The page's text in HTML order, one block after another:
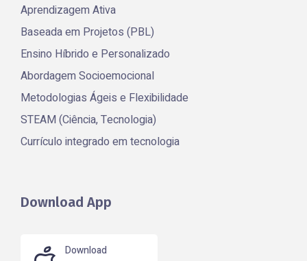
Aprendizagem Ativa
Baseada em Projetos (PBL)
Ensino Híbrido e Personalizado
Abordagem Socioemocional
Metodologias Ágeis e Flexibilidade
STEAM (Ciência, Tecnologia)
Currículo integrado em tecnologia
Download App
Download